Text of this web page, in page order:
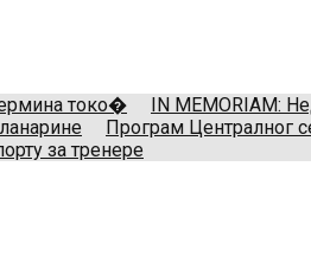
токо�
IN MEMORIAM:
Програм Централног
за тренере